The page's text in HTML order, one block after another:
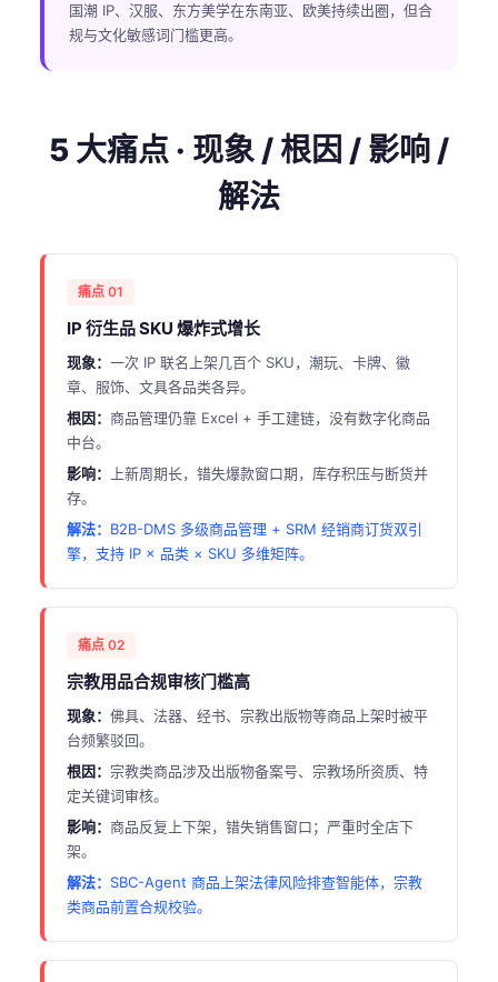
国潮 IP、汉服、东方美学在东南亚、欧美持续出圈，但合
规与文化敏感词门槛更高。
5 大痛点 · 现象 / 根因 / 影响 /
解法
痛点 01
IP 衍生品 SKU 爆炸式增长
现象： 一次 IP 联名上架几百个 SKU，潮玩、卡牌、徽
章、服饰、文具各品类各异。
根因： 商品管理仍靠 Excel + 手工建链，没有数字化商品
中台。
影响：
上新周期长，错失爆款窗口期，库存积压与断货并
存。
解法： B2B-DMS 多级商品管理 + SRM 经销商订货双引
擎，支持 IP × 品类 × SKU 多维矩阵。
痛点 02
宗教用品合规审核门槛高
现象： 佛具、法器、经书、宗教出版物等商品上架时被平
台频繁驳回。
根因： 宗教类商品涉及出版物备案号、宗教场所资质、特
定关键词审核。
影响： 商品反复上下架，错失销售窗口；严重时全店下
架。
解法： SBC-Agent 商品上架法律风险排查智能体，宗教
类商品前置合规校验。